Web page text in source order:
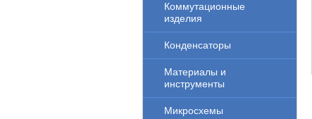
Коммутационные
изделия
Конденсаторы
Материалы и
инструменты
Микросхемы